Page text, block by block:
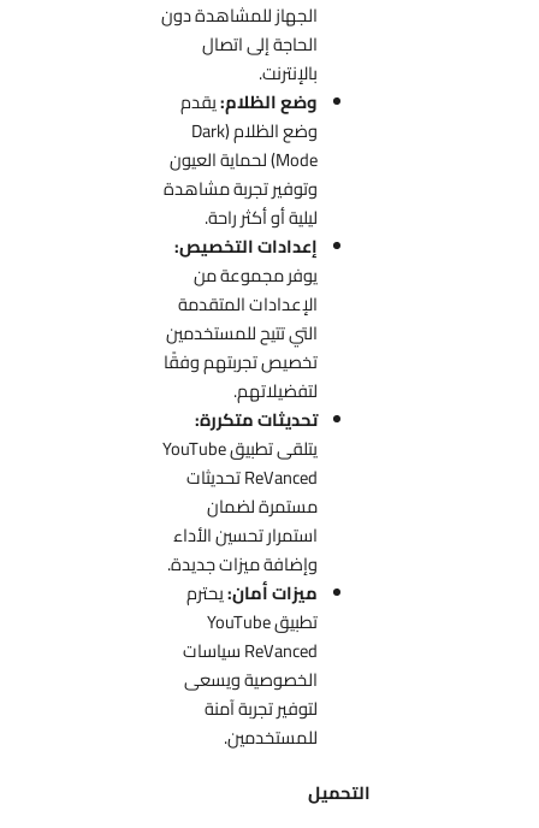
الجهاز للمشاهدة دون
الحاجة إلى اتصال
بالإنترنت.
وضع الظلام:يقدم
وضع الظلام (Dark
Mode) لحماية العيون
وتوفير تجربة مشاهدة
ليلية أو أكثر راحة.
إعدادات التخصيص:
يوفر مجموعة من
الإعدادات المتقدمة
التي تتيح للمستخدمين
تخصيص تجربتهم وفقًا
لتفضيلاتهم.
تحديثات متكررة:
يتلقى تطبيق YouTube
ReVanced تحديثات
مستمرة لضمان
استمرار تحسين الأداء
وإضافة ميزات جديدة.
ميزات أمان:يحترم
تطبيق YouTube
ReVanced سياسات
الخصوصية ويسعى
لتوفير تجربة آمنة
للمستخدمين.
التحميل